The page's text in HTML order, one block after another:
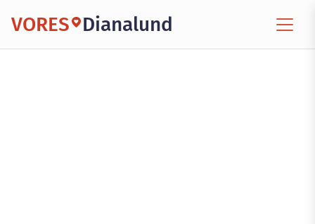
VORES Dianalund